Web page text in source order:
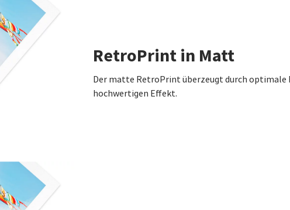
RetroPrint in Matt
Der matte RetroPrint überzeugt durch optimale
hochwertigen Effekt.